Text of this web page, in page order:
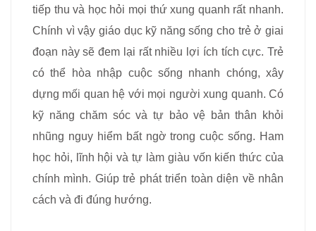
tiếp thu và học hỏi mọi thứ xung quanh rất nhanh.
Chính vì vậy giáo dục kỹ năng sống cho trẻ ở giai
đoạn này sẽ đem lại rất nhiều lợi ích tích cực. Trẻ
có thể hòa nhập cuộc sống nhanh chóng, xây
dựng mối quan hệ với mọi người xung quanh. Có
kỹ năng chăm sóc và tự bảo vệ bản thân khỏi
nhũng nguy hiểm bất ngờ trong cuộc sống. Ham
học hỏi, lĩnh hội và tự làm giàu vốn kiến thức của
chính mình. Giúp trẻ phát triển toàn diện về nhân
cách và đi đúng hướng.